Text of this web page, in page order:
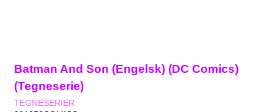
Batman And Son (Engelsk) (DC Comics)
(Tegneserie)
TEGNESERIER